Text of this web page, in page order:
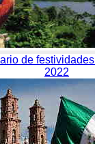
de
2022